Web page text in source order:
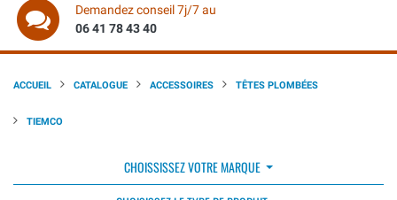
Demandez conseil 7j/7 au
06 41 78 43 40
ACCUEIL CATALOGUE ACCESSOIRES TÊTES PLOMBÉES
TIEMCO
CHOISSISSEZ VOTRE MARQUE